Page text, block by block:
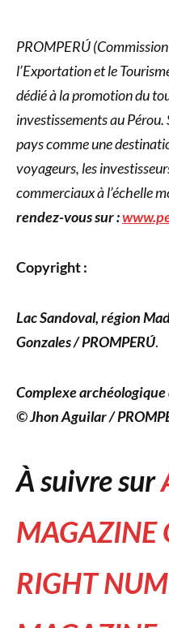
PROMPERÚ
l’Exportation et le
dédié à la promotion du
investissements au
pays comme une
voyageurs, les
commerciaux à l’échelle
rendez-vous sur :
Copyright :
Lac Sandoval, région
Gonzales / PROMPERÚ.
Complexe
© Jhon Aguilar /
À suivre sur
MAGAZINE
RIGHT